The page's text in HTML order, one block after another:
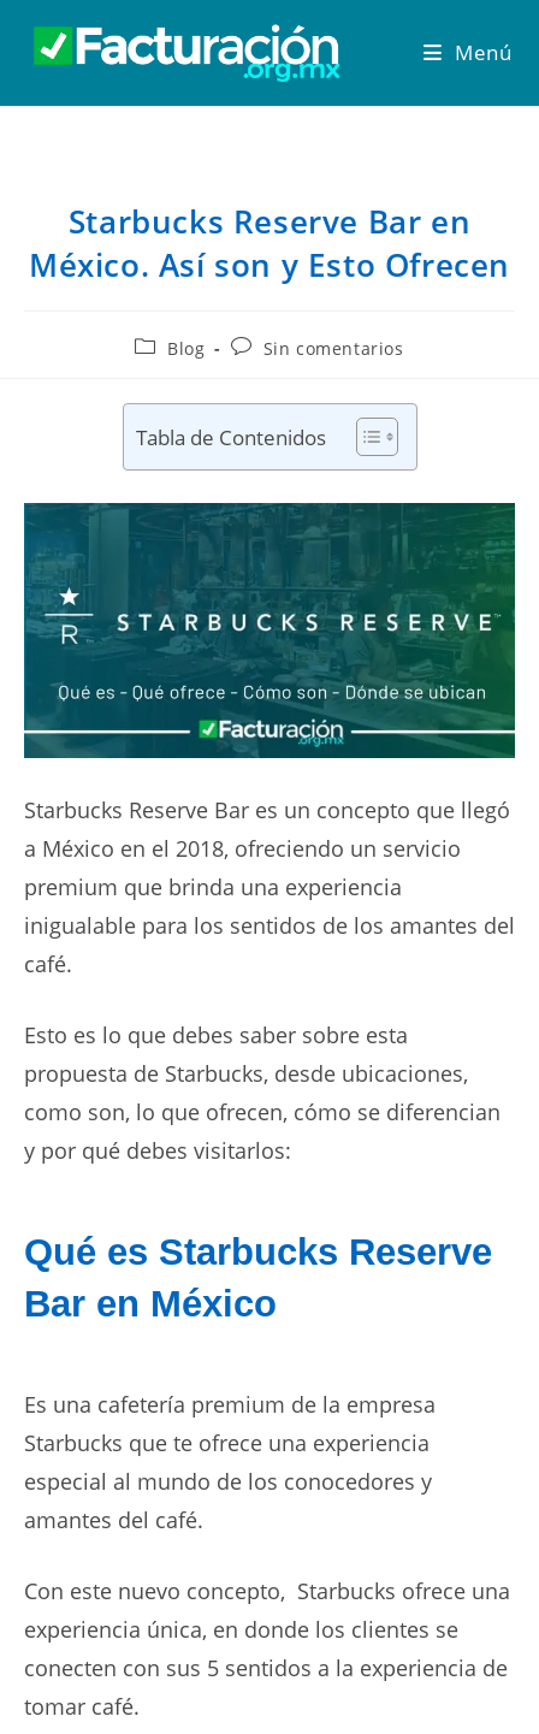
Menú
Starbucks Reserve Bar en
México. Así son y Esto Ofrecen
Blog Sin comentarios
Tabla de Contenidos
Starbucks Reserve Bar es un concepto que llegó
a México en el 2018, ofreciendo un servicio
premium que brinda una experiencia
inigualable para los sentidos de los amantes del
café.
Esto es lo que debes saber sobre esta
propuesta de Starbucks, desde ubicaciones,
como son, lo que ofrecen, cómo se diferencian
y por qué debes visitarlos:
Qué es Starbucks Reserve
Bar en México
Es una cafetería premium de la empresa
Starbucks que te ofrece una experiencia
especial al mundo de los conocedores y
amantes del café.
Con este nuevo concepto, Starbucks ofrece una
experiencia única, en donde los clientes se
conecten con sus 5 sentidos a la experiencia de
tomar café.